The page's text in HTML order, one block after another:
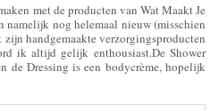
met de producten van Wat Maakt Je
nog helemaal nieuw (misschien
handgemaakte verzorgingsproducten
ik altijd gelijk enthousiast.De Shower
de Dressing is een bodycrème, hopelijk